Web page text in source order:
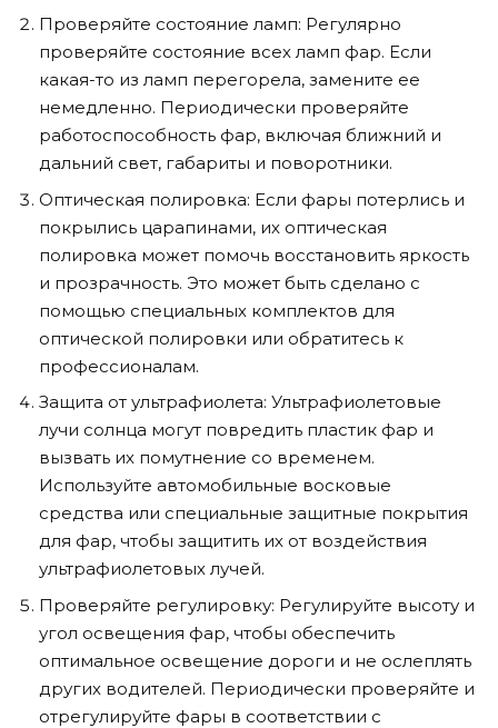
Проверяйте состояние ламп: Регулярно
проверяйте состояние всех ламп фар. Если
какая-то из ламп перегорела, замените ее
немедленно. Периодически проверяйте
работоспособность фар, включая ближний и
дальний свет, габариты и поворотники.
Оптическая полировка: Если фары потерлись и
покрылись царапинами, их оптическая
полировка может помочь восстановить яркость
и прозрачность. Это может быть сделано с
помощью специальных комплектов для
оптической полировки или обратитесь к
профессионалам.
Защита от ультрафиолета: Ультрафиолетовые
лучи солнца могут повредить пластик фар и
вызвать их помутнение со временем.
Используйте автомобильные восковые
средства или специальные защитные покрытия
для фар, чтобы защитить их от воздействия
ультрафиолетовых лучей.
Проверяйте регулировку: Регулируйте высоту и
угол освещения фар, чтобы обеспечить
оптимальное освещение дороги и не ослеплять
других водителей. Периодически проверяйте и
отрегулируйте фары в соответствии с